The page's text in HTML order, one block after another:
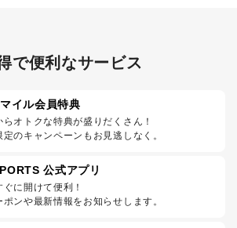
で便利なサービス
イル会員特典
らオトクな特典が盛りだくさん！
のキャンペーンもお見逃しなく。
公式アプリ
に開けて便利！
ポンや最新情報をお知らせします。